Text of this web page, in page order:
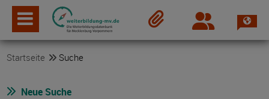
Login
Startseite Suche
Neue Suche